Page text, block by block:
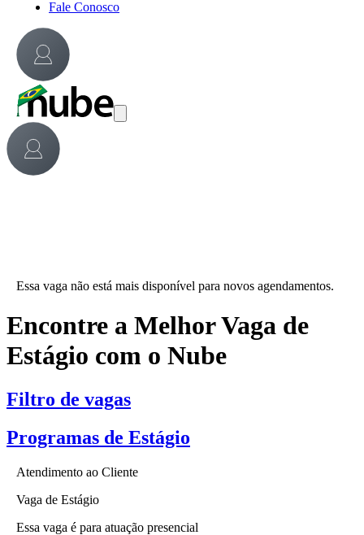
Fale Conosco
Essa vaga não está mais disponível para novos agendamentos.
Encontre a Melhor Vaga de
Estágio com o Nube
Filtro de vagas
Programas de Estágio
Atendimento ao Cliente
Vaga de Estágio
Essa vaga é para atuação presencial